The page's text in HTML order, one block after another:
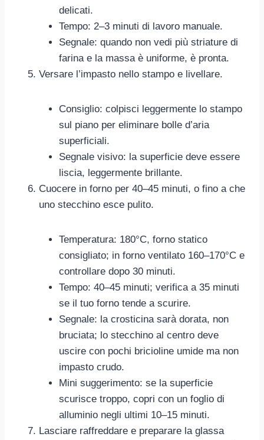
delicati.
Tempo: 2–3 minuti di lavoro manuale.
Segnale: quando non vedi più striature di
farina e la massa è uniforme, è pronta.
Versare l’impasto nello stampo e livellare.
Consiglio: colpisci leggermente lo stampo
sul piano per eliminare bolle d’aria
superficiali.
Segnale visivo: la superficie deve essere
liscia, leggermente brillante.
Cuocere in forno per 40–45 minuti, o fino a che
uno stecchino esce pulito.
Temperatura: 180°C, forno statico
consigliato; in forno ventilato 160–170°C e
controllare dopo 30 minuti.
Tempo: 40–45 minuti; verifica a 35 minuti
se il tuo forno tende a scurire.
Segnale: la crosticina sarà dorata, non
bruciata; lo stecchino al centro deve
uscire con pochi bricioline umide ma non
impasto crudo.
Mini suggerimento: se la superficie
scurisce troppo, copri con un foglio di
alluminio negli ultimi 10–15 minuti.
Lasciare raffreddare e preparare la glassa